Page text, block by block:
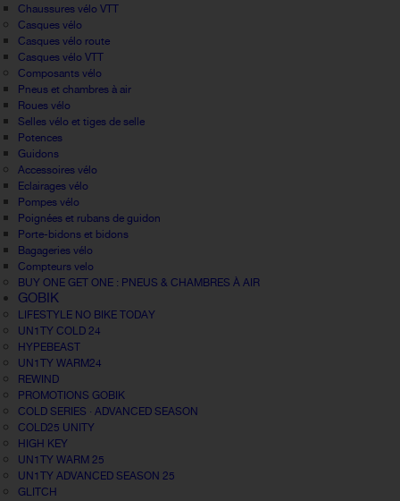
Chaussures vélo VTT
Casques vélo
Casques vélo route
Casques vélo VTT
Composants vélo
Pneus et chambres à air
Roues vélo
Selles vélo et tiges de selle
Potences
Guidons
Accessoires vélo
Eclairages vélo
Pompes vélo
Poignées et rubans de guidon
Porte-bidons et bidons
Bagageries vélo
Compteurs velo
BUY ONE GET ONE : PNEUS & CHAMBRES À AIR
GOBIK
LIFESTYLE NO BIKE TODAY
UN1TY COLD 24
HYPEBEAST
UN1TY WARM24
REWIND
PROMOTIONS GOBIK
COLD SERIES · ADVANCED SEASON
COLD25 UNITY
HIGH KEY
UN1TY WARM 25
UN1TY ADVANCED SEASON 25
GLITCH